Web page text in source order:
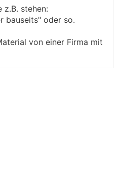
z.B. stehen:
bauseits" oder so.
von einer Firma mit